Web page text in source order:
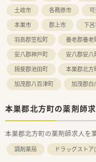
土岐市
各務原市
本巣市
郡上市 下
羽島郡笠松町
養老郡養老
安八郡神戸町
安八郡安八
揖斐郡池田町
本巣郡北方
加茂郡八百津町
加茂郡白
本巣郡北方町の薬剤師
本巣郡北方町の薬剤師求人を
調剤薬局 ドラッグスト